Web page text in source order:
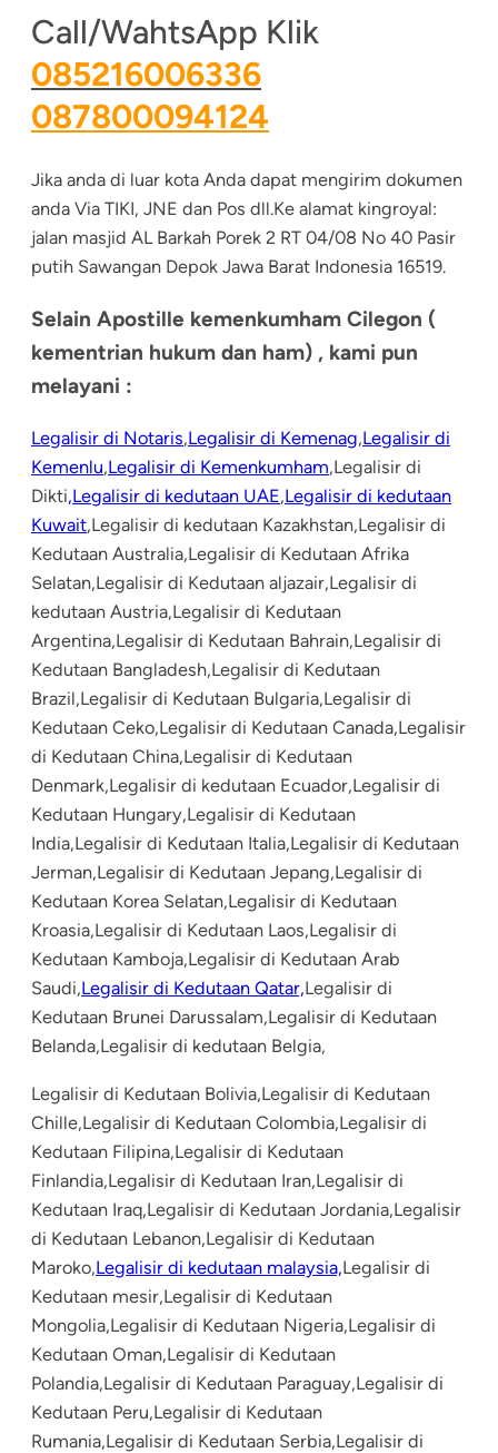
Call/WahtsApp Klik
085216006336
087800094124
Jika anda di luar kota Anda dapat mengirim dokumen
anda Via TIKI, JNE dan Pos dll.Ke alamat kingroyal:
jalan masjid AL Barkah Porek 2 RT 04/08 No 40 Pasir
putih Sawangan Depok Jawa Barat Indonesia 16519.
Selain Apostille kemenkumham Cilegon (
kementrian hukum dan ham) , kami pun
melayani :
Legalisir di Notaris,Legalisir di Kemenag,Legalisir di
Kemenlu,Legalisir di Kemenkumham,Legalisir di
Dikti,Legalisir di kedutaan UAE,Legalisir di kedutaan
Kuwait,Legalisir di kedutaan Kazakhstan,Legalisir di
Kedutaan Australia,Legalisir di Kedutaan Afrika
Selatan,Legalisir di Kedutaan aljazair,Legalisir di
kedutaan Austria,Legalisir di Kedutaan
Argentina,Legalisir di Kedutaan Bahrain,Legalisir di
Kedutaan Bangladesh,Legalisir di Kedutaan
Brazil,Legalisir di Kedutaan Bulgaria,Legalisir di
Kedutaan Ceko,Legalisir di Kedutaan Canada,Legalisir
di Kedutaan China,Legalisir di Kedutaan
Denmark,Legalisir di kedutaan Ecuador,Legalisir di
Kedutaan Hungary,Legalisir di Kedutaan
India,Legalisir di Kedutaan Italia,Legalisir di Kedutaan
Jerman,Legalisir di Kedutaan Jepang,Legalisir di
Kedutaan Korea Selatan,Legalisir di Kedutaan
Kroasia,Legalisir di Kedutaan Laos,Legalisir di
Kedutaan Kamboja,Legalisir di Kedutaan Arab
Saudi,Legalisir di Kedutaan Qatar,Legalisir di
Kedutaan Brunei Darussalam,Legalisir di Kedutaan
Belanda,Legalisir di kedutaan Belgia,
Legalisir di Kedutaan Bolivia,Legalisir di Kedutaan
Chille,Legalisir di Kedutaan Colombia,Legalisir di
Kedutaan Filipina,Legalisir di Kedutaan
Finlandia,Legalisir di Kedutaan Iran,Legalisir di
Kedutaan Iraq,Legalisir di Kedutaan Jordania,Legalisir
di Kedutaan Lebanon,Legalisir di Kedutaan
Maroko,Legalisir di kedutaan malaysia,Legalisir di
Kedutaan mesir,Legalisir di Kedutaan
Mongolia,Legalisir di Kedutaan Nigeria,Legalisir di
Kedutaan Oman,Legalisir di Kedutaan
Polandia,Legalisir di Kedutaan Paraguay,Legalisir di
Kedutaan Peru,Legalisir di Kedutaan
Rumania,Legalisir di Kedutaan Serbia,Legalisir di